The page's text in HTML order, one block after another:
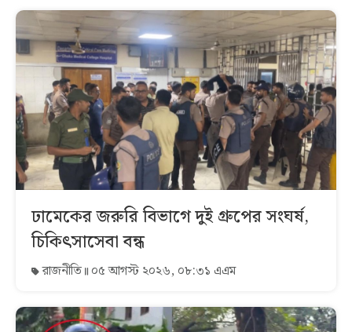
ঢামেকের জরুরি বিভাগে দুই গ্রুপের সংঘর্ষ,
চিকিৎসাসেবা বন্ধ
রাজনীতি ০৫ আগস্ট ২০২৬, ০৮:৩১ এএম